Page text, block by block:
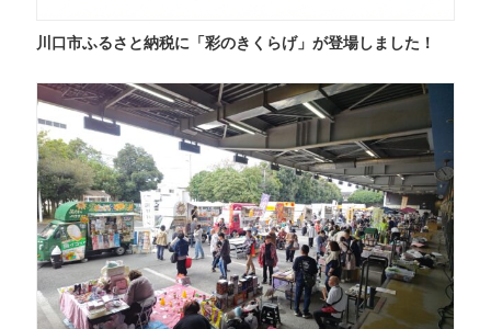
川口市ふるさと納税に「彩のきくらげ」が登場しました！